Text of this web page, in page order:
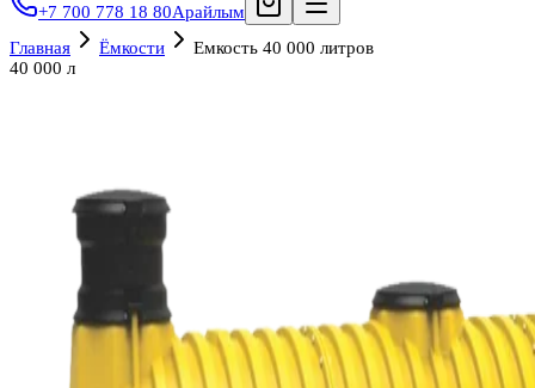
+7 700 778 18 80Арайлым
Главная
Ёмкости
Емкость 40 000 литров
40 000 л